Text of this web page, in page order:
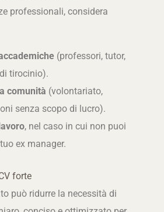
professionali, considera
(professori, tutor,
tirocinio).
comunità (volontariato,
senza scopo di lucro).
, nel caso in cui non puoi
ex manager.
forte
può ridurre la necessità di